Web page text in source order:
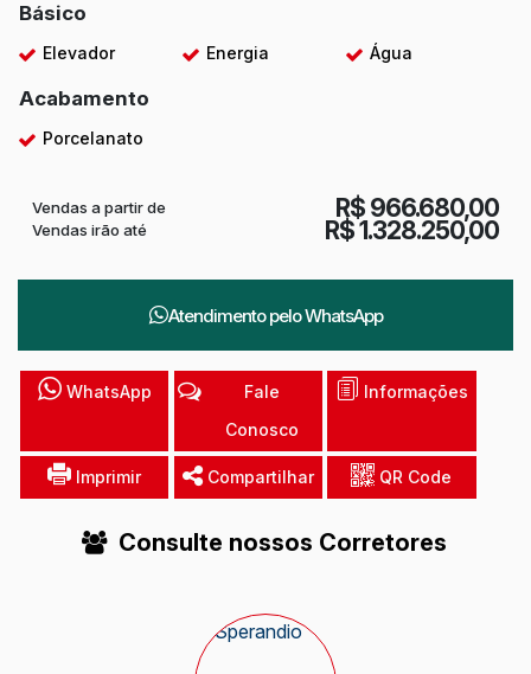
Básico
Elevador Energia Água
Acabamento
Porcelanato
R$ 966.680,00
Vendas a partir de
R$1.328.250,00
Vendas irão até
Atendimento peloWhatsApp
WhatsApp
Fale
Conosco
Informações
Imprimir Compartilhar QR Code
Consulte nossos Corretores